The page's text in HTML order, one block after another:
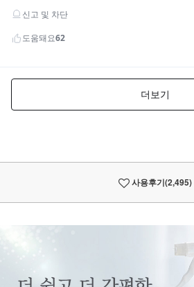
사용후기(2,495)